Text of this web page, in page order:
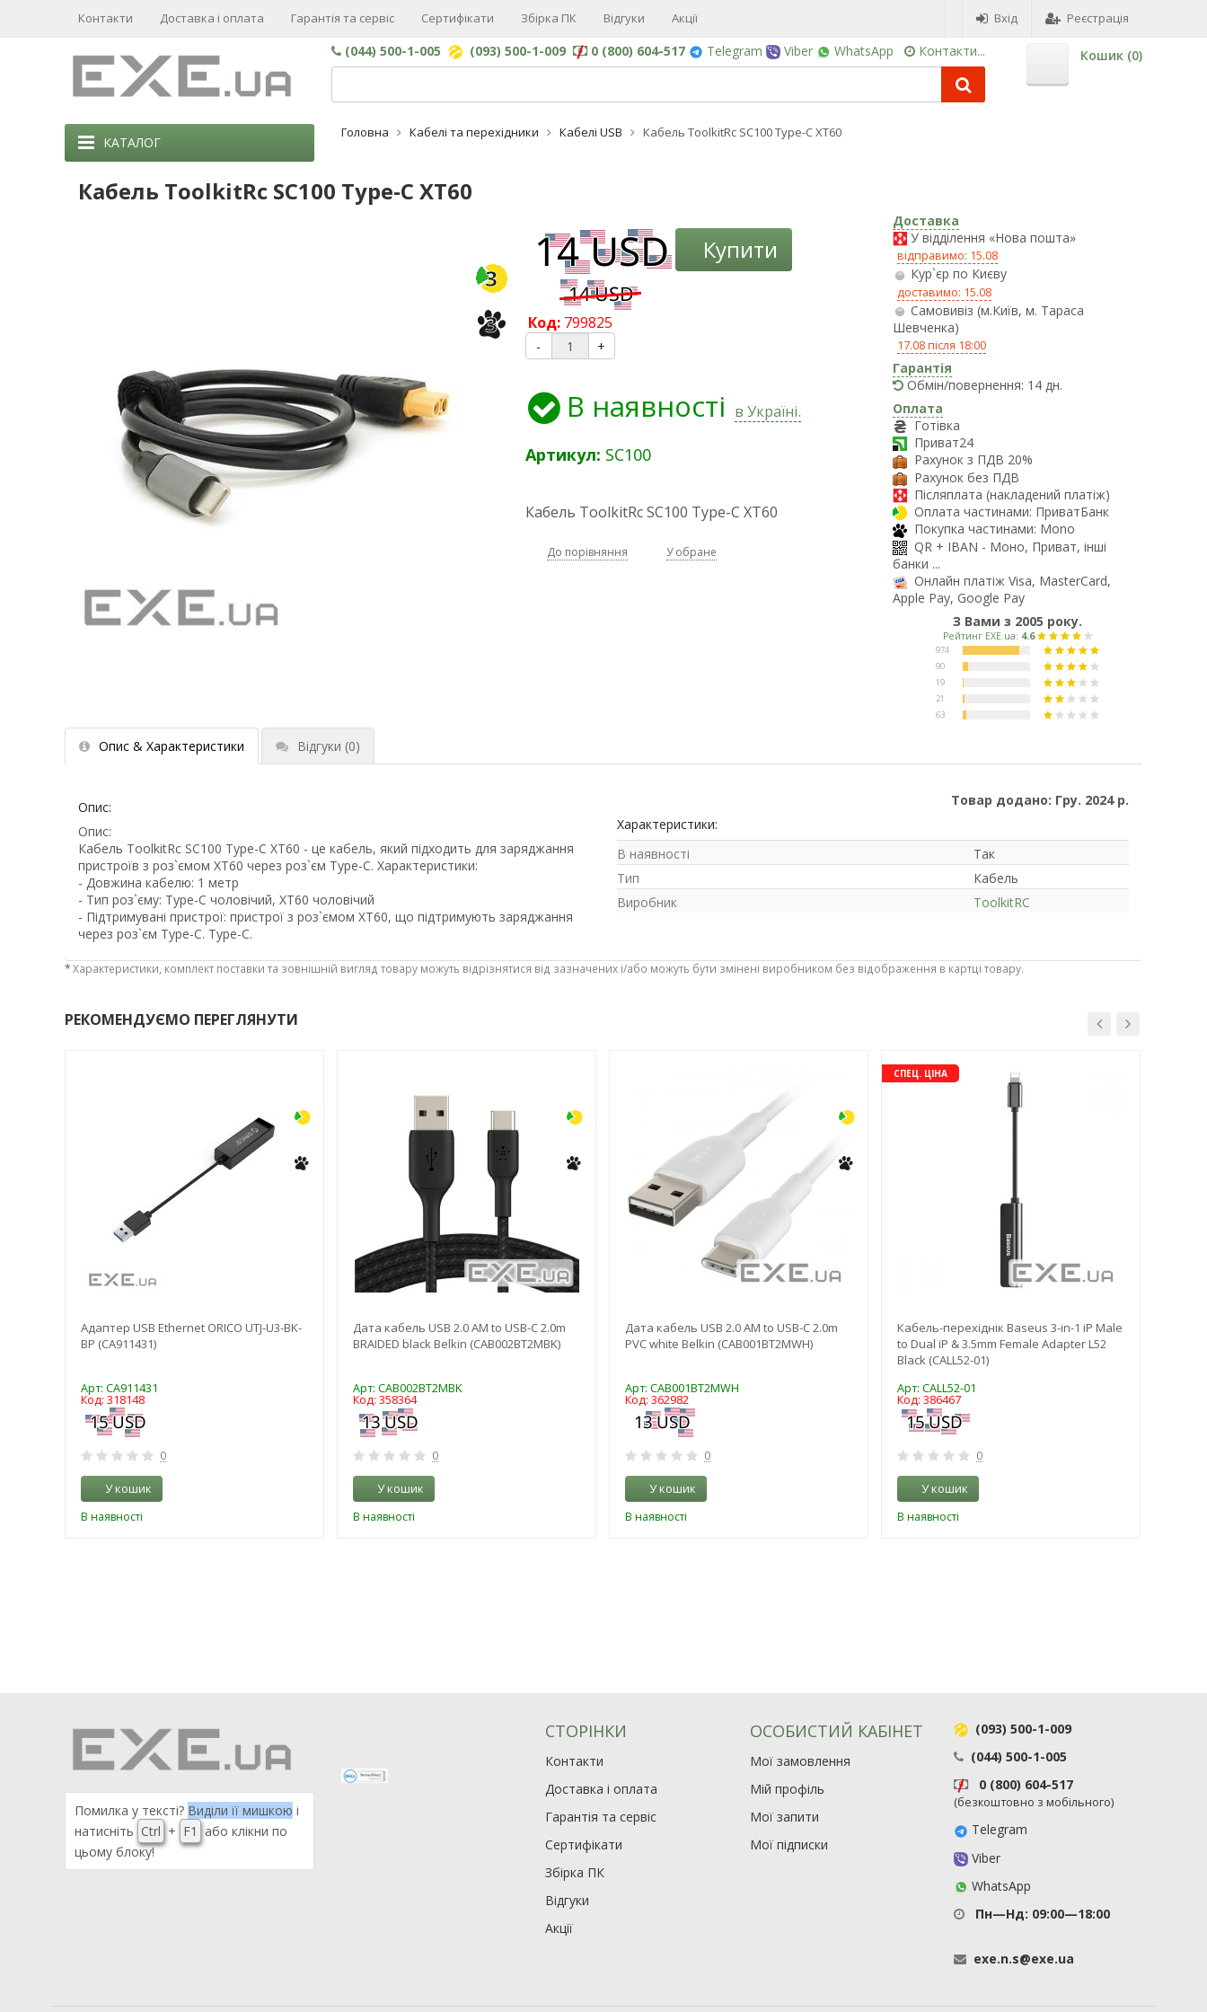
Контакти Доставка і оплата Гарантія та сервіс Сертифікати Збірка ПК Відгуки Акції Вхід Реєстрація
(044) 500-1-005 (093) 500-1-009 0 (800) 604-517 Telegram Viber WhatsApp Контакти... Кошик (0)
Головна Кабелі та перехідники Кабелі USB Кабель ToolkitRc SC100 Type-C XT60
Кабель ToolkitRc SC100 Type-C XT60
3
3
Купити
Код: 799825
- +
В наявності в Україні.
Артикул: SC100
Кабель ToolkitRc SC100 Type-C XT60
До порівняння У обране
Доставка
У відділення «Нова пошта»
відправимо: 15.08
Кур`єр по Києву
доставимо: 15.08
Самовивіз (м.Київ, м. Тараса
Шевченка)
17.08 після 18:00
Гарантія
Обмін/повернення: 14 дн.
Оплата
Готівка
Приват24
Рахунок з ПДВ 20%
Рахунок без ПДВ
Післяплата (накладений платіж)
Оплата частинами: ПриватБанк
Покупка частинами: Mono
QR + IBAN - Моно, Приват, інші
банки ...
Онлайн платіж Visa, MasterCard,
Apple Pay, Google Pay
З Вами з 2005 року.
Опис & Характеристики Відгуки (0)
Опис:
Опис:
Кабель ToolkitRc SC100 Type-C XT60 - це кабель, який підходить для заряджання
пристроїв з роз`ємом XT60 через роз`єм Type-C. Характеристики:
- Довжина кабелю: 1 метр
- Тип роз`єму: Type-C чоловічий, XT60 чоловічий
- Підтримувані пристрої: пристрої з роз`ємом XT60, що підтримують заряджання
через роз`єм Type-C. Type-C.
Товар додано: Гру. 2024 р.
Характеристики:
В наявності
Так
Тип
Кабель
Виробник
ToolkitRC
*Характеристики, комплект поставки та зовнішній вигляд товару можуть відрізнятися від зазначених і/або можуть бути змінені виробником без відображення в картці товару.
РЕКОМЕНДУЄМО ПЕРЕГЛЯНУТИ
Адаптер USB Ethernet ORICO UTJ-U3-BK-
BP (CA911431)
Арт: CA911431
Код: 318148
0
У кошик
В наявності
Дата кабель USB 2.0 AM to USB-C 2.0m
BRAIDED black Belkin (CAB002BT2MBK)
Арт: CAB002BT2MBK
Код: 358364
0
У кошик
В наявності
Дата кабель USB 2.0 AM to USB-C 2.0m
PVC white Belkin (CAB001BT2MWH)
Арт: CAB001BT2MWH
Код: 362982
0
У кошик
В наявності
СПЕЦ. ЦІНА
Кабель-перехiднік Baseus 3-in-1 iP Male
to Dual iP & 3.5mm Female Adapter L52
Black (CALL52-01)
Арт: CALL52-01
Код: 386467
0
У кошик
В наявності
КАТАЛОГ
Помилка у тексті? Виділи її мишкою і
натисніть Ctrl + F1
або клікни по
цьому блоку!
СТОРІНКИ
Контакти
Доставка і оплата
Гарантія та сервіс
Сертифікати
Збірка ПК
Відгуки
Акції
ОСОБИСТИЙ КАБІНЕТ
Мої замовлення
Мій профіль
Мої запити
Мої підписки
(093) 500-1-009
(044) 500-1-005
0 (800) 604-517
(безкоштовно з мобільного)
Telegram
Viber
WhatsApp
Пн—Нд: 09:00—18:00
exe.n.s@exe.ua